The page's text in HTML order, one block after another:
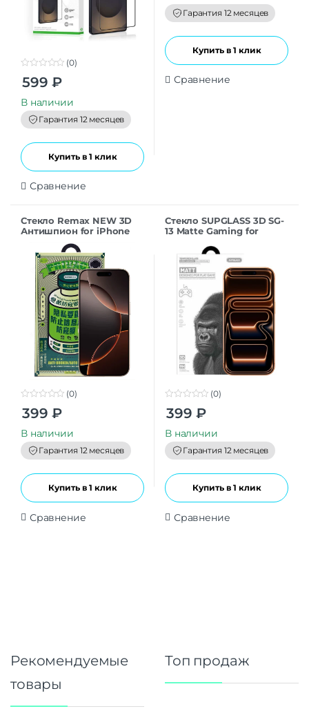
o
t
o
f
5
(0)
599 ₽
В наличии
Гарантия 12 месяцев
Купить в 1 клик
Сравнение
f
5
Гарантия 12 месяцев
Купить в 1 клик
Сравнение
Стекло Remax NEW 3D
Антишпион for iPhone
16Pro/17 (6.3”) black
o
t
o
f
5
(0)
399 ₽
В наличии
Гарантия 12 месяцев
Купить в 1 клик
Сравнение
Стекло SUPGLASS 3D SG-
13 Matte Gaming for
o
t
o
f
5
(0)
399 ₽
В наличии
Гарантия 12 месяцев
Купить в 1 клик
Сравнение
Рекомендуемые
товары
Топ продаж